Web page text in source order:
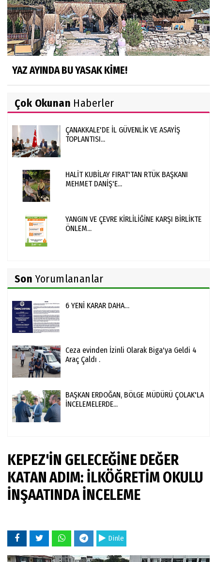
YAZ AYINDA BU YASAK KİME!
Çok Okunan Haberler
ÇANAKKALE'DE İL GÜVENLİK VE ASAYİŞ
TOPLANTISI...
HALİT KUBİLAY FIRAT'TAN RTÜK BAŞKANI
MEHMET DANİŞ'E...
YANGIN VE ÇEVRE KİRLİLİĞİNE KARŞI BİRLİKTE
ÖNLEM...
Son Yorumlananlar
6 YENİ KARAR DAHA…
Ceza evinden İzinli Olarak Biga'ya Geldi 4
Araç Çaldı .
BAŞKAN ERDOĞAN, BÖLGE MÜDÜRÜ ÇOLAK'LA
İNCELEMELERDE...
KEPEZ'İN GELECEĞİNE DEĞER
KATAN ADIM: İLKÖĞRETİM OKULU
İNŞAATINDA İNCELEME
Dinle